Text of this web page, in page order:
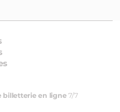
billetterie en ligne 7/7